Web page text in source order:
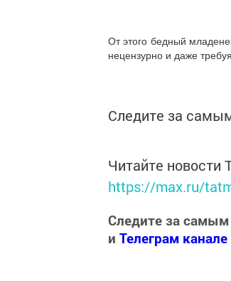
От этого бедный
нецензурно и даже
Следите за
Читайте новости
https://max.ru/
Следите за
и Телеграм канале